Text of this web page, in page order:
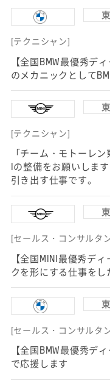
[テクニシャン]
【全国BMW最優秀デ
のメカニックとして
[テクニシャン]
「チーム・モトーレ
Iの整備をお願いしま
引き出す仕事です。
[セールス・コンサルタ
【全国MINI最優秀デ
クを形にする仕事をし
[セールス・コンサルタ
【全国BMW最優秀デ
で応援します